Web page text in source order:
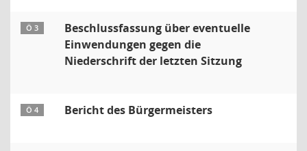
Ö 3
Beschlussfassung über eventuelle
Einwendungen gegen die
Niederschrift der letzten Sitzung
Ö 4 Bericht des Bürgermeisters